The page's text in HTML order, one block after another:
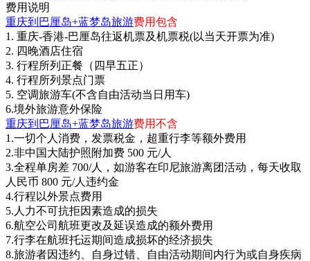
费用说明
重庆到巴厘岛+蓝梦岛旅游费用包含
1. 重庆-香港-巴厘岛往返机票及机票税(以当天开票为准)
2. 四晚酒店住宿
3. 行程所列正餐（四早五正）
4. 行程所列景点门票
5. 空调旅游车(不含自由活动当日用车)
6.境外旅游意外保险
重庆到巴厘岛+蓝梦岛旅游费用不含
1.一切个人消费，发票税金，超重行李等额外费用
2.非中国大陆护照附加费 500 元/人
3.全程单房差 700/人，如游客在印尼旅游离团活动，每天收取
人民币 800 元/人违约金
4.行程以外景点费用
5.人力不可抗拒因素造成的损失
6.航空公司航班更改及延误造成的额外费用
7.行李在航班托运期间造成损坏的经济损失
8.旅游者因违约、自身过错、自由活动期间内行为或自身疾病